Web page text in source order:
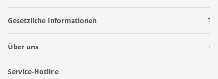
Gesetzliche Informationen
Über uns
Service-Hotline